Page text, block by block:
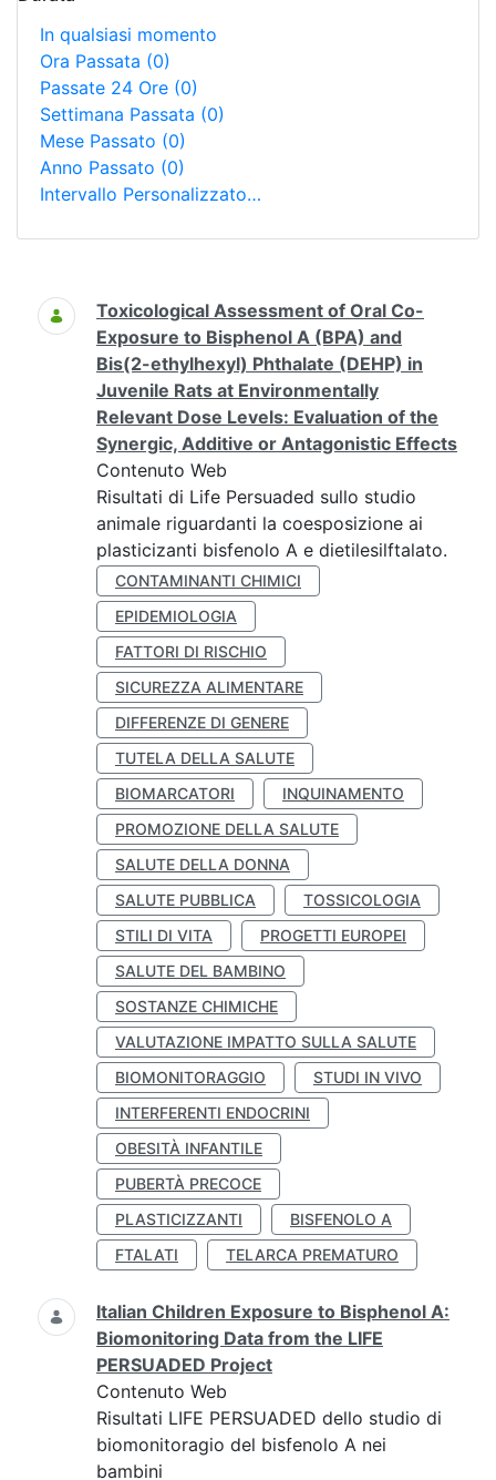
In qualsiasi momento
Ora Passata (0)
Passate 24 Ore (0)
Settimana Passata (0)
Mese Passato (0)
Anno Passato (0)
Intervallo Personalizzato…
Ricerca
Toxicological Assessment of Oral Co-
Exposure to Bisphenol A (BPA) and
Bis(2-ethylhexyl) Phthalate (DEHP) in
Juvenile Rats at Environmentally
Relevant Dose Levels: Evaluation of the
Synergic, Additive or Antagonistic Effects
Contenuto Web
Risultati di Life Persuaded sullo studio
animale riguardanti la coesposizione ai
plasticizanti bisfenolo A e dietilesilftalato.
CONTAMINANTI CHIMICI
EPIDEMIOLOGIA
FATTORI DI RISCHIO
SICUREZZA ALIMENTARE
DIFFERENZE DI GENERE
TUTELA DELLA SALUTE
BIOMARCATORI
INQUINAMENTO
PROMOZIONE DELLA SALUTE
SALUTE DELLA DONNA
SALUTE PUBBLICA
TOSSICOLOGIA
STILI DI VITA
PROGETTI EUROPEI
SALUTE DEL BAMBINO
SOSTANZE CHIMICHE
VALUTAZIONE IMPATTO SULLA SALUTE
BIOMONITORAGGIO
STUDI IN VIVO
INTERFERENTI ENDOCRINI
OBESITÀ INFANTILE
PUBERTÀ PRECOCE
PLASTICIZZANTI
BISFENOLO A
FTALATI
TELARCA PREMATURO
Italian Children Exposure to Bisphenol A:
Biomonitoring Data from the LIFE
PERSUADED Project
Contenuto Web
Risultati LIFE PERSUADED dello studio di
biomonitoragio del bisfenolo A nei
bambini